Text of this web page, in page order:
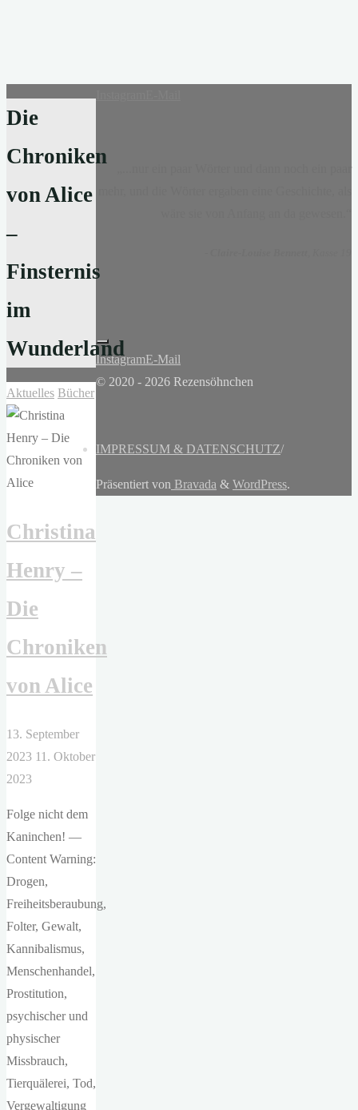
Die
Chroniken
von Alice
–
Finsternis
im
Wunderland
Aktuelles Bücher
Christina
Henry –
Die
Chroniken
von Alice
13. September
2023 11. Oktober
2023
Folge nicht dem
Kaninchen! —
Content Warning:
Drogen,
Freiheitsberaubung,
Folter, Gewalt,
Kannibalismus,
Menschenhandel,
Prostitution,
psychischer und
physischer
Missbrauch,
Tierquälerei, Tod,
Vergewaltigung
InstagramE-Mail
© 2020 - 2026 Rezensöhnchen
IMPRESSUM & DATENSCHUTZ/
Präsentiert von Bravada & WordPress.